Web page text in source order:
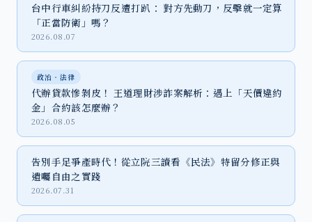
台中行車糾紛持刀反遭打趴： 對方先動刀，反擊就一定算
「正當防衛」嗎？
2026.08.07
政治‧法律
代辦貸款慘剝皮！ 王道理財涉詐案解析：遇上「天價違約
金」合約該怎麼辦？
2026.08.05
告別手足爭產時代！從立院三讀看《民法》特留分修正與
遺囑自由之實踐
2026.07.31